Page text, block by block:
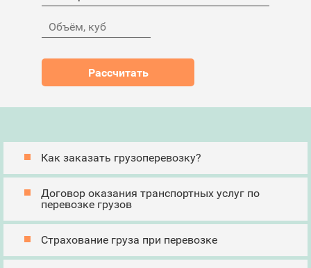
Как заказать грузоперевозку?
Договор оказания транспортных услуг по
перевозке грузов
Страхование груза при перевозке